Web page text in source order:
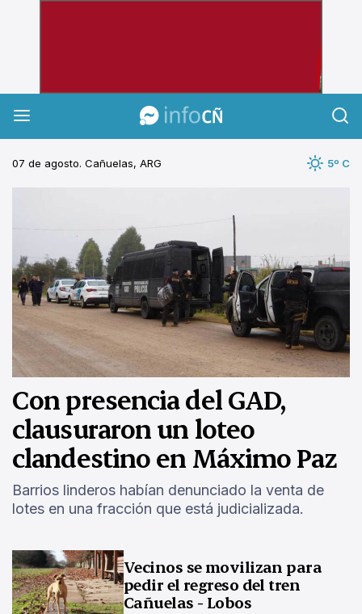
07 de agosto. Cañuelas, ARG 5º C
Con presencia del GAD,
clausuraron un loteo
clandestino en Máximo Paz
Barrios linderos habían denunciado la venta de
lotes en una fracción que está judicializada.
Vecinos se movilizan para
pedir el regreso del tren
Cañuelas - Lobos